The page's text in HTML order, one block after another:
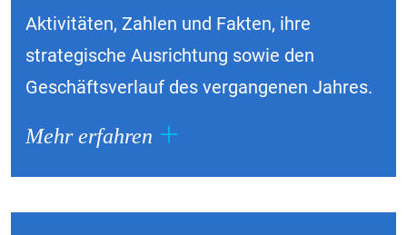
Aktivitäten, Zahlen und Fakten, ihre
strategische Ausrichtung sowie den
Geschäftsverlauf des vergangenen Jahres.
Mehr erfahren